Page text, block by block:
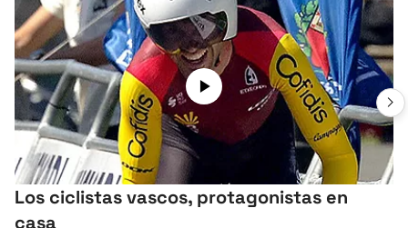
Los ciclistas vascos, protagonistas en
casa